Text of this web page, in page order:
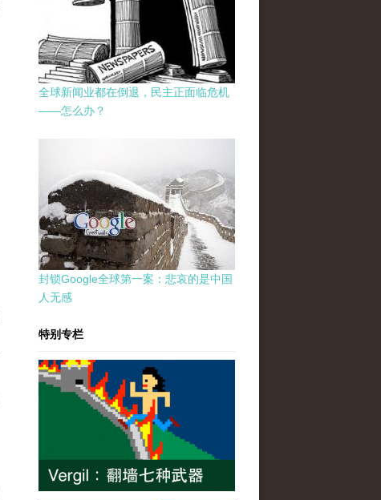
全球新闻业都在倒退，民主正面临危机
——怎么办？
封锁Google全球第一案：悲哀的是中国
人无感
特别专栏